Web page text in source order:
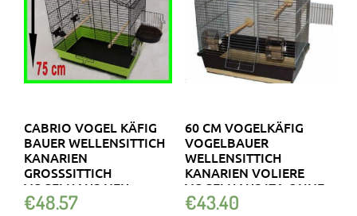
CABRIO VOGEL KÄFIG
BAUER WELLENSITTICH
KANARIEN
GROSSSITTICH V
OGELHAUS NEU
€48.57
60 CM VOGELKÄFIG
VOGELBAUER
WELLENSITTICH
KANARIEN VOLIERE
VOGELHAUS IZA OHNE.
€43.40